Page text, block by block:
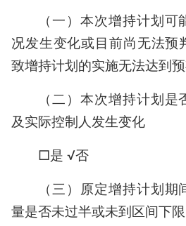
（一）本次增持计划
况发生变化或目前尚无法预
致增持计划的实施无法达到预
（二）本次增持计划
及实际控制人发生变化
□是 √否
（三）原定增持计划
量是否未过半或未到区间下